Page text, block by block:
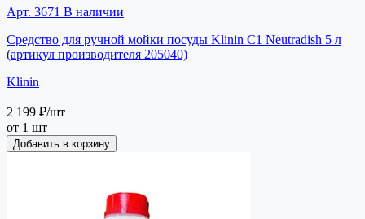
Арт. 3671 В наличии
Средство для ручной мойки посуды Klinin C1 Neutradish 5 л
(артикул производителя 205040)
Klinin
2 199 ₽/шт
от 1 шт
Добавить в корзину